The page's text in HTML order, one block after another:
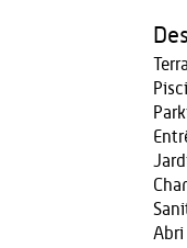
Abri